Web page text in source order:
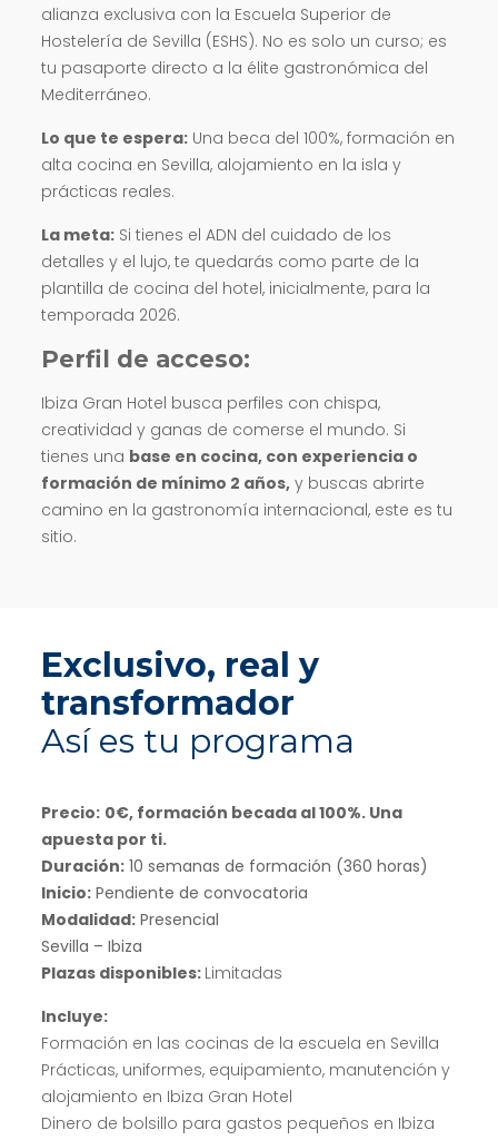
alianza exclusiva con la Escuela Superior de
Hostelería de Sevilla (ESHS). No es solo un curso; es
tu pasaporte directo a la élite gastronómica del
Mediterráneo.
Lo que te espera:Una beca del 100%, formación en
alta cocina en Sevilla, alojamiento en la isla y
prácticas reales.
La meta:Si tienes el ADN del cuidado de los
detalles y el lujo, te quedarás como parte de la
plantilla de cocina del hotel, inicialmente, para la
temporada 2026.
Perfil de acceso:
Ibiza Gran Hotel busca perfiles con chispa,
creatividad y ganas de comerse el mundo. Si
tienes una base en cocina, con experiencia o
formación de mínimo 2 años,y buscas abrirte
camino en la gastronomía internacional, este es tu
sitio.
Exclusivo, real y
transformador
Así es tu programa
Precio: 0€, formación becada al 100%. Una
apuesta por ti.
Duración:10 semanas de formación (360 horas)
Inicio:Pendiente de convocatoria
Modalidad:Presencial
Sevilla – Ibiza
Plazas disponibles: Limitadas
Incluye:
Formación en las cocinas de la escuela en Sevilla
Prácticas, uniformes, equipamiento, manutención y
alojamiento en Ibiza Gran Hotel
Dinero de bolsillo para gastos pequeños en Ibiza